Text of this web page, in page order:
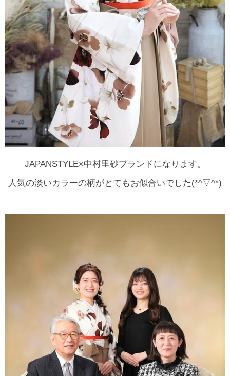
JAPANSTYLE×中村里砂ブランドになります。
人気の淡いカラーの柄がとてもお似合いでした(*^▽^*)